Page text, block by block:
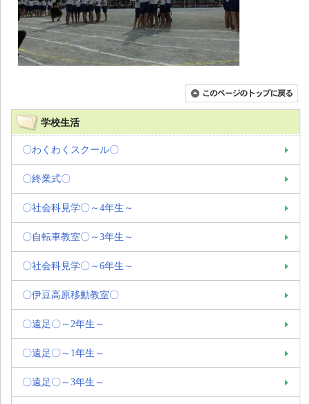
学校生活
〇わくわくスクール〇
〇終業式〇
〇社会科見学〇～4年生～
〇自転車教室〇～3年生～
〇社会科見学〇～6年生～
〇伊豆高原移動教室〇
〇遠足〇～2年生～
〇遠足〇～1年生～
〇遠足〇～3年生～